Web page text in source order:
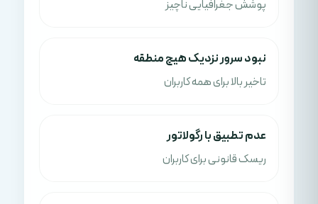
پوشش جغرافیایی ناچیز
نبود سرور نزدیک هیچ منطقه
تاخیر بالا برای همه کاربران
عدم تطبیق با رگولاتور
ریسک قانونی برای کاربران